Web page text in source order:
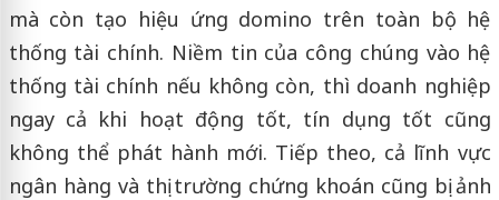
mà còn tạo hiệu ứng domino trên toàn bộ hệ
thống tài chính. Niềm tin của công chúng vào hệ
thống tài chính nếu không còn, thì doanh nghiệp
ngay cả khi hoạt động tốt, tín dụng tốt cũng
không thể phát hành mới. Tiếp theo, cả lĩnh vực
ngân hàng và thị trường chứng khoán cũng bị ảnh